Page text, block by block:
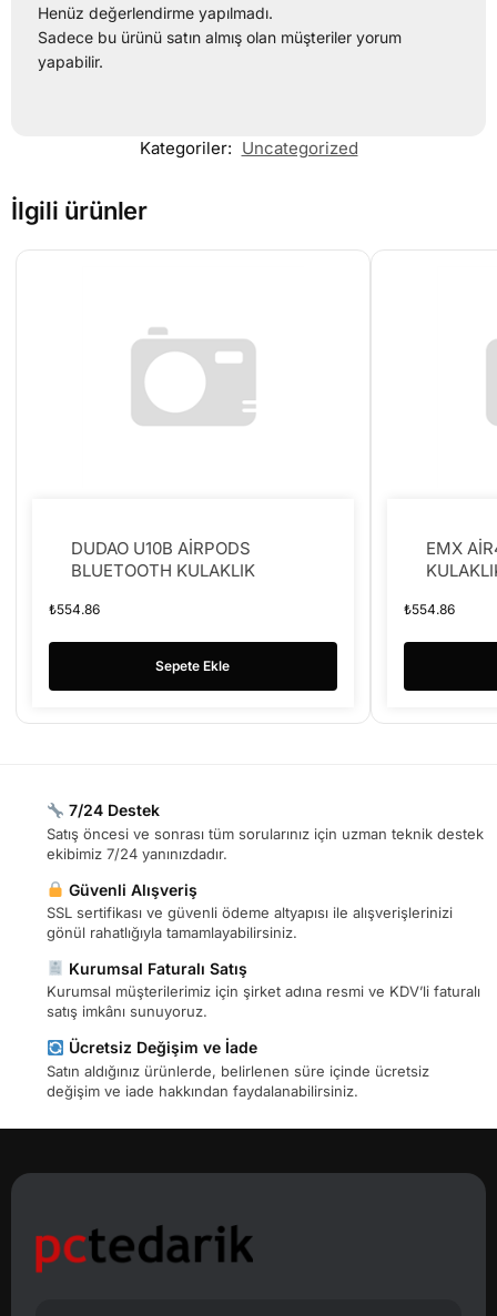
Henüz değerlendirme yapılmadı.
Sadece bu ürünü satın almış olan müşteriler yorum
yapabilir.
Kategoriler: Uncategorized
İlgili ürünler
DUDAO U10B AİRPODS
BLUETOOTH KULAKLIK
₺554.86
Sepete Ekle
EMX
₺554.86
7/24 Destek
Satış öncesi ve sonrası tüm sorularınız için uzman teknik destek
ekibimiz 7/24 yanınızdadır.
Güvenli Alışveriş
SSL sertifikası ve güvenli ödeme altyapısı ile alışverişlerinizi
gönül rahatlığıyla tamamlayabilirsiniz.
Kurumsal Faturalı Satış
Kurumsal müşterilerimiz için şirket adına resmi ve KDV’li faturalı
satış imkânı sunuyoruz.
Ücretsiz Değişim ve İade
Satın aldığınız ürünlerde, belirlenen süre içinde ücretsiz
değişim ve iade hakkından faydalanabilirsiniz.